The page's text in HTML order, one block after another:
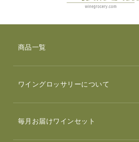
商品一覧
ワイングロッサリーについて
毎月お届けワインセット